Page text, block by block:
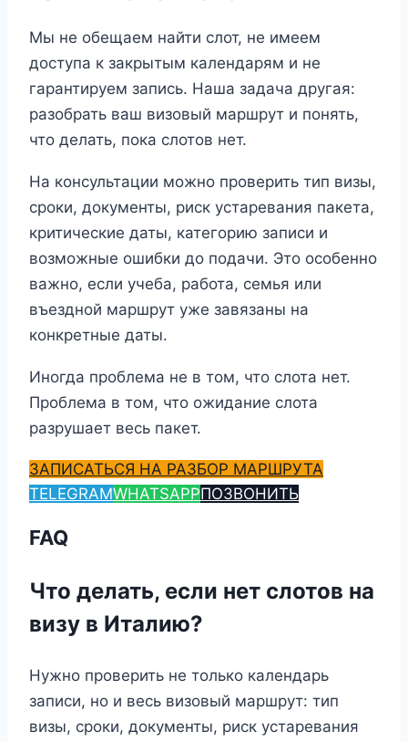
Мы не обещаем найти слот, не имеем
доступа к закрытым календарям и не
гарантируем запись. Наша задача другая:
разобрать ваш визовый маршрут и понять,
что делать, пока слотов нет.
На консультации можно проверить тип визы,
сроки, документы, риск устаревания пакета,
критические даты, категорию записи и
возможные ошибки до подачи. Это особенно
важно, если учеба, работа, семья или
въездной маршрут уже завязаны на
конкретные даты.
Иногда проблема не в том, что слота нет.
Проблема в том, что ожидание слота
разрушает весь пакет.
ЗАПИСАТЬСЯ НА РАЗБОР МАРШРУТА
TELEGRAMWHATSAPPПОЗВОНИТЬ
FAQ
Что делать, если нет слотов на
визу в Италию?
Нужно проверить не только календарь
записи, но и весь визовый маршрут: тип
визы, сроки, документы, риск устаревания